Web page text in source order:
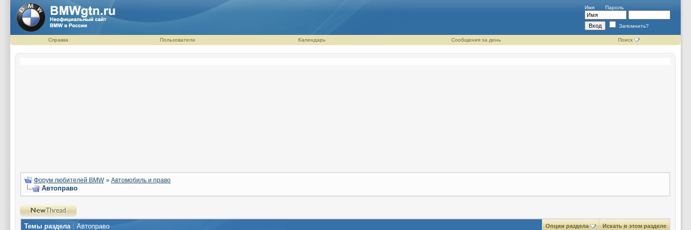
Имя Пароль
Запомнить?
Справка Пользователи Календарь Сообщения за день Поиск
Форум любителей BMW » Автомобиль и право
Автоправо
Темы раздела : Автоправо Опции раздела Искать в этом разделе